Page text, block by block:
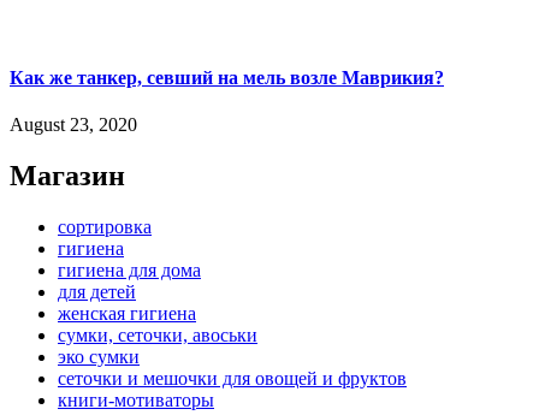
Как же танкер, севший на мель возле Маврикия?
August 23, 2020
Магазин
сортировка
гигиена
гигиена для дома
для детей
женская гигиена
сумки, сеточки, авоськи
эко сумки
сеточки и мешочки для овощей и фруктов
книги-мотиваторы